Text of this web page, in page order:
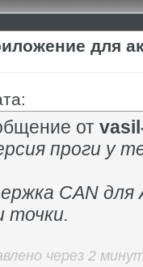
для
от
проги у
СAN для
точки.
через 2